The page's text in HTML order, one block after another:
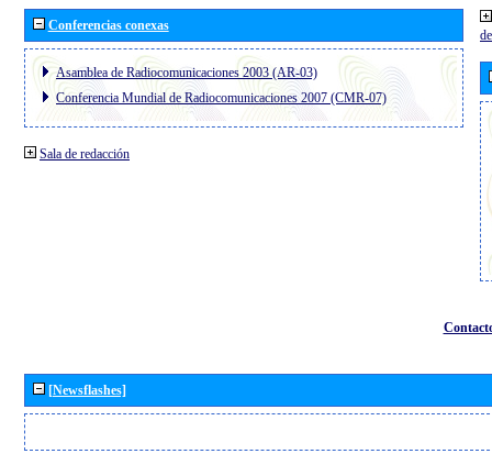
Conferencias conexas
Asamblea de Radiocomunicaciones 2003 (AR-03)
Conferencia Mundial de Radiocomunicaciones 2007 (CMR-07)
Sala de redacción
[Newsflashes]